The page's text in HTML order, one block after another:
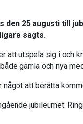
den 25 augusti till
sagts.
att utspela sig i och
gamla och nya
något att berätta
jubileumet.